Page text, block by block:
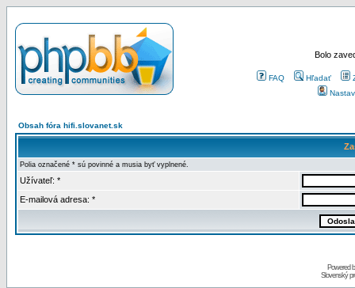
Bolo
FAQ Hľadať
Obsah fóra hifi.slovanet.sk
Polia označené * sú povinné a musia byť vyplnené.
Užívateľ: *
E-mailová adresa: *
Powered
Slovenský